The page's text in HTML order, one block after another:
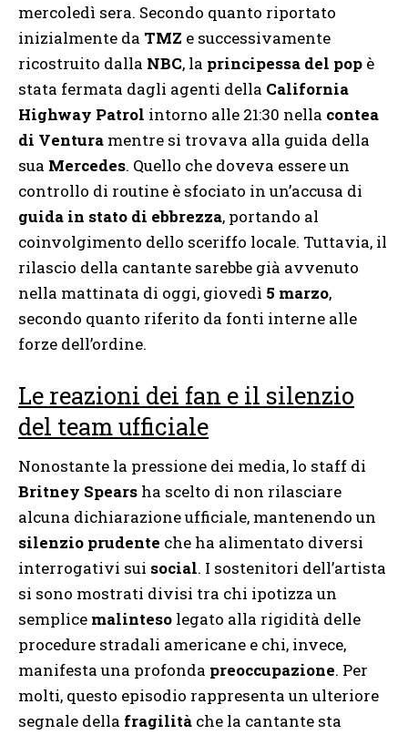
mercoledì sera. Secondo quanto riportato
inizialmente da TMZ e successivamente
ricostruito dalla NBC, la principessa del pop è
stata fermata dagli agenti della California
Highway Patrol intorno alle 21:30 nella contea
di Ventura mentre si trovava alla guida della
sua Mercedes. Quello che doveva essere un
controllo di routine è sfociato in un’accusa di
guida in stato di ebbrezza, portando al
coinvolgimento dello sceriffo locale. Tuttavia, il
rilascio della cantante sarebbe già avvenuto
nella mattinata di oggi, giovedì 5 marzo,
secondo quanto riferito da fonti interne alle
forze dell’ordine.
Le reazioni dei fan e il silenzio
del team ufficiale
Nonostante la pressione dei media, lo staff di
Britney Spears ha scelto di non rilasciare
alcuna dichiarazione ufficiale, mantenendo un
silenzio prudente che ha alimentato diversi
interrogativi sui social. I sostenitori dell’artista
si sono mostrati divisi tra chi ipotizza un
semplice malinteso legato alla rigidità delle
procedure stradali americane e chi, invece,
manifesta una profonda preoccupazione. Per
molti, questo episodio rappresenta un ulteriore
segnale della fragilità che la cantante sta